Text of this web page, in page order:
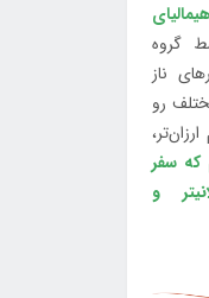
گروه
ناز
رو
که سفر
بعدی شما ارزانتر، هواشمندانه‌تر، طولانی‎تر و